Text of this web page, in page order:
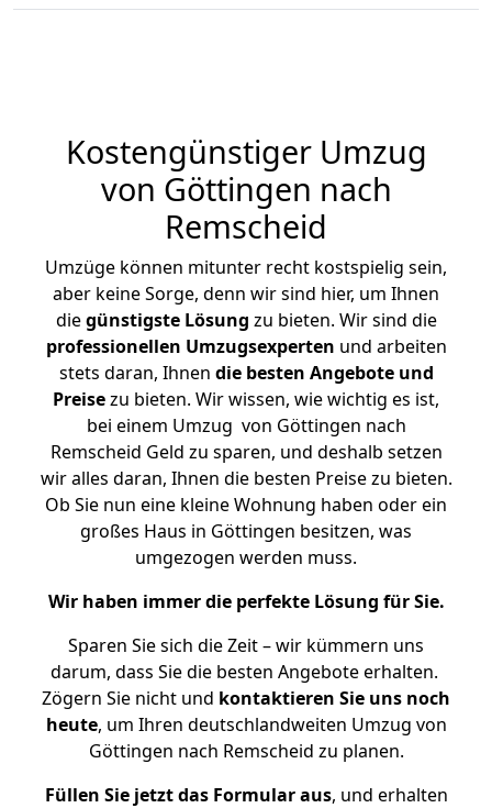
Kostengünstiger Umzug
von Göttingen nach
Remscheid
Umzüge können mitunter recht kostspielig sein,
aber keine Sorge, denn wir sind hier, um Ihnen
diegünstigste Lösung zu bieten. Wir sind die
professionellen Umzugsexperten und arbeiten
stets daran, Ihnen die besten Angebote und
Preisezu bieten. Wir wissen, wie wichtig es ist,
bei einem Umzug von Göttingen nach
Remscheid Geld zu sparen, und deshalb setzen
wir alles daran, Ihnen die besten Preise zu bieten.
Ob Sie nun eine kleine Wohnung haben oder ein
großes Haus in Göttingen besitzen, was
umgezogen werden muss.
Wir haben immer die perfekte Lösung für Sie.
Sparen Sie sich die Zeit – wir kümmern uns
darum, dass Sie die besten Angebote erhalten.
Zögern Sie nicht und kontaktieren Sie uns noch
heute, um Ihren deutschlandweiten Umzug von
Göttingen nach Remscheid zu planen.
Füllen Sie jetzt das Formular aus, und erhalten